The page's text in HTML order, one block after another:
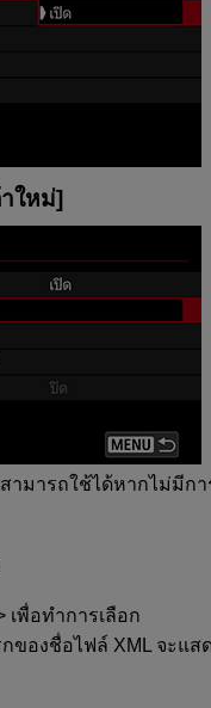
ใหม่]
ามารถใช้ได้หากไม่มีกา
เพื่อทำการเลือก
ของชื่อไฟล์ XML จะแ